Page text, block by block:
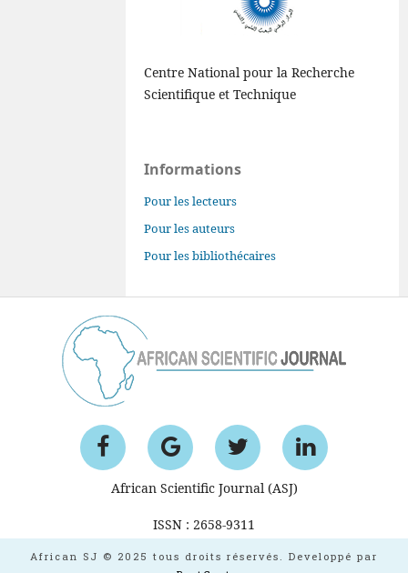
Centre National pour la Recherche
Scientifique et Technique
Informations
Pour les lecteurs
Pour les auteurs
Pour les bibliothécaires
African Scientific Journal (ASJ)
ISSN : 2658-9311
African SJ © 2025 tous droits réservés. Developpé par